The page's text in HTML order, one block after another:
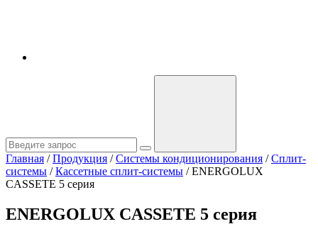
Главная / Продукция / Системы кондиционирования / Сплит-
системы / Кассетные сплит-системы /ENERGOLUX
CASSETE 5 серия
ENERGOLUX CASSETE 5 серия